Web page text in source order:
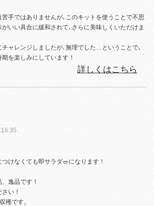
手ではありませんが､このキットを使うことで不思
いい具合に緩和されて､さらに美味しくいただけま
ャレンジしましたが､無理でした…ということで､
を楽しみにしています！
詳しくはこちら
けなくても即サラダ🥗になります！
逸品です！
い！
穫です。